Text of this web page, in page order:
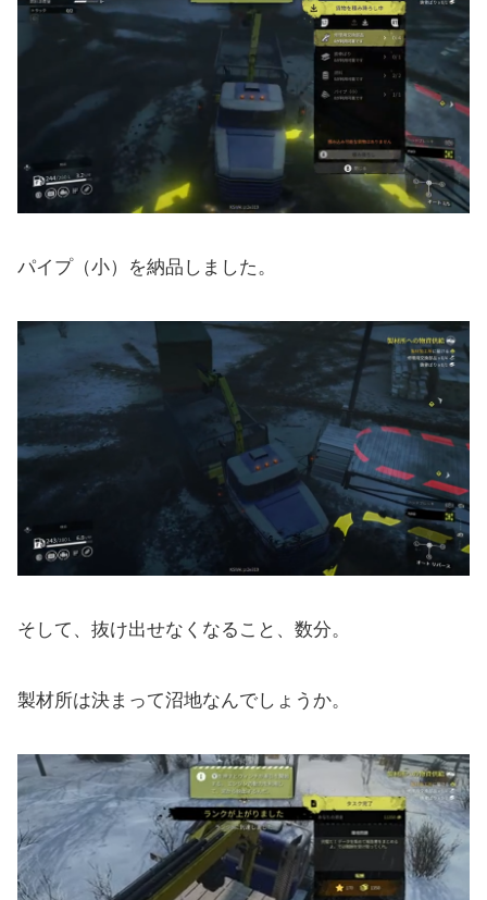
パイプ（小）を納品しました。
そして、抜け出せなくなること、数分。
製材所は決まって沼地なんでしょうか。